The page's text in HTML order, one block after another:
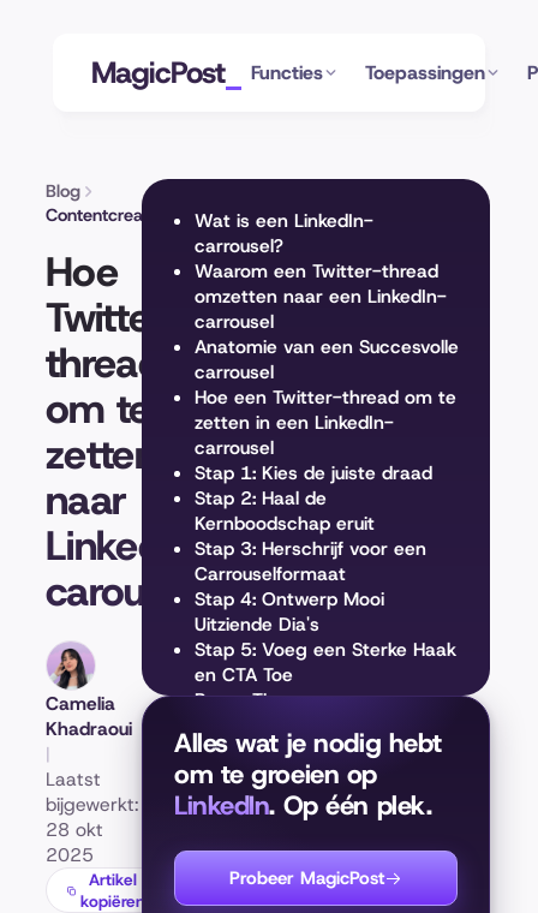
MagicPost Functies Toepassingen
Blog
Contentcreatie
Hoe
Twitter-
threads
om te
zetten
naar
LinkedIn-
carousels
Camelia
Khadraoui
|
Laatst
bijgewerkt:
28 okt
2025
Artikel
kopiëren
Wat is een LinkedIn-
carrousel?
Waarom een Twitter-thread
omzetten naar een LinkedIn-
carrousel
Anatomie van een Succesvolle
carrousel
Hoe een Twitter-thread om te
zetten in een LinkedIn-
carrousel
Stap 1: Kies de juiste draad
Stap 2: Haal de
Kernboodschap eruit
Stap 3: Herschrijf voor een
Carrouselformaat
Stap 4: Ontwerp Mooi
Uitziende Dia's
Stap 5: Voeg een Sterke Haak
en CTA Toe
Bonus Tips
Alles wat je nodig hebt
om te groeien op
LinkedIn. Op één plek.
Probeer MagicPost